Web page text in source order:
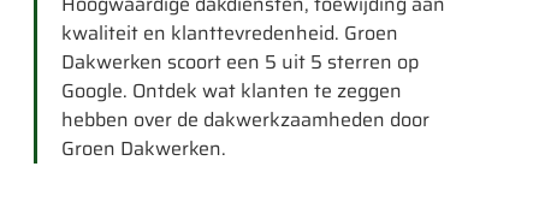
kwaliteit en klanttevredenheid. Groen
Dakwerken scoort een 5 uit 5 sterren op
Google. Ontdek wat klanten te zeggen
hebben over de dakwerkzaamheden door
Groen Dakwerken.